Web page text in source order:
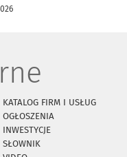
KATALOG FIRM I USŁUG
OGŁOSZENIA
INWESTYCJE
SŁOWNIK